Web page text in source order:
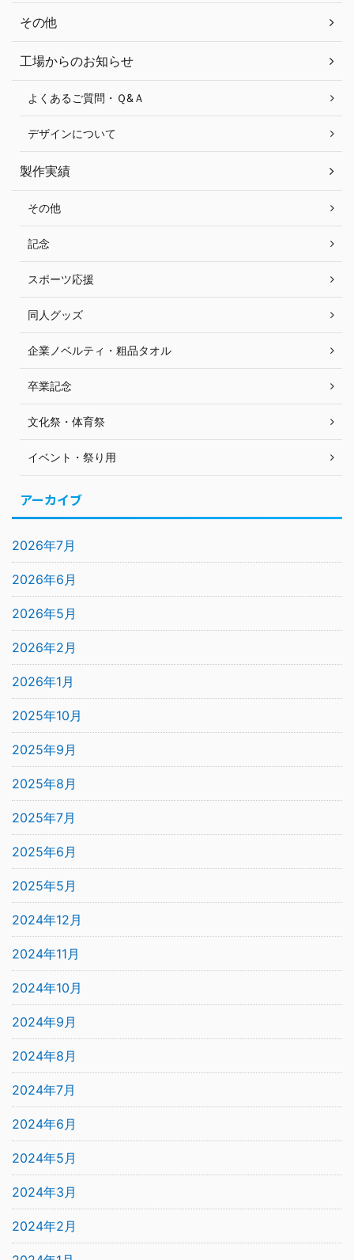
その他
工場からのお知らせ
よくあるご質問・Ｑ&Ａ
デザインについて
製作実績
その他
記念
スポーツ応援
同人グッズ
企業ノベルティ・粗品タオル
卒業記念
文化祭・体育祭
イベント・祭り用
アーカイブ
2026年7月
2026年6月
2026年5月
2026年2月
2026年1月
2025年10月
2025年9月
2025年8月
2025年7月
2025年6月
2025年5月
2024年12月
2024年11月
2024年10月
2024年9月
2024年8月
2024年7月
2024年6月
2024年5月
2024年3月
2024年2月